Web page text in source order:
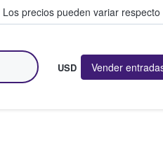
Los precios pueden variar
USD Vender